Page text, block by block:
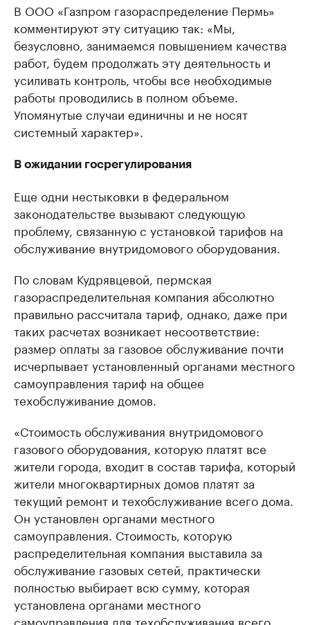
В ООО «Газпром газораспределение Пермь»
комментируют эту ситуацию так: «Мы,
безусловно, занимаемся повышением качества
работ, будем продолжать эту деятельность и
усиливать контроль, чтобы все необходимые
работы проводились в полном объеме.
Упомянутые случаи единичны и не носят
системный характер».
В ожидании госрегулирования
Еще одни нестыковки в федеральном
законодательстве вызывают следующую
проблему, связанную с установкой тарифов на
обслуживание внутридомового оборудования.
По словам Кудрявцевой, пермская
газораспределительная компания абсолютно
правильно рассчитала тариф, однако, даже при
таких расчетах возникает несоответствие:
размер оплаты за газовое обслуживание почти
исчерпывает установленный органами местного
самоуправления тариф на общее
техобслуживание домов.
«Стоимость обслуживания внутридомового
газового оборудования, которую платят все
жители города, входит в состав тарифа, который
жители многоквартирных домов платят за
текущий ремонт и техобслуживание всего дома.
Он установлен органами местного
самоуправления. Стоимость, которую
распределительная компания выставила за
обслуживание газовых сетей, практически
полностью выбирает всю сумму, которая
установлена органами местного
самоуправления для техобслуживания всего